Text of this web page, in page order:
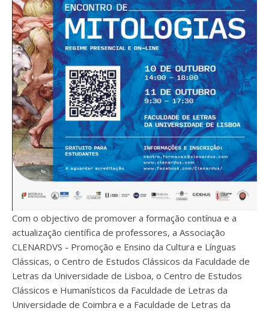
Com o objectivo de promover a formação contínua e a
actualização científica de professores, a Associação
CLENARDVS - Promoção e Ensino da Cultura e Línguas
Clássicas, o Centro de Estudos Clássicos da Faculdade de
Letras da Universidade de Lisboa, o Centro de Estudos
Clássicos e Humanísticos da Faculdade de Letras da
Universidade de Coimbra e a Faculdade de Letras da